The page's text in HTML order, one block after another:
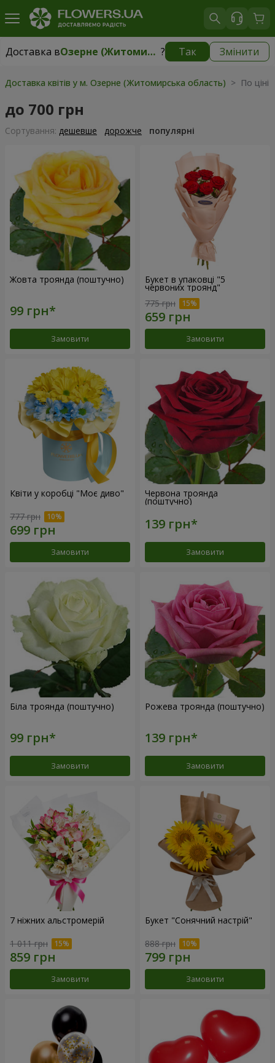
Доставка в Озерне (Житомирська область) ? Так Змінити
Доставка в безкоштовно
Доставка квітів у м. Озерне (Житомирська область) > По ціні
до 700 грн
Сортування: дешевше дорожче популярні
Жовта троянда (поштучно)
Замовити
Букет в упаковці "5
червоних троянд"
775 грн
Замовити
Квіти у коробці "Моє диво"
777 грн
Замовити
Червона троянда
(поштучно)
Замовити
Біла троянда (поштучно)
Замовити
Рожева троянда (поштучно)
Замовити
7 ніжних альстромерій
1 011 грн
Замовити
Букет "Сонячний настрій"
888 грн
Замовити